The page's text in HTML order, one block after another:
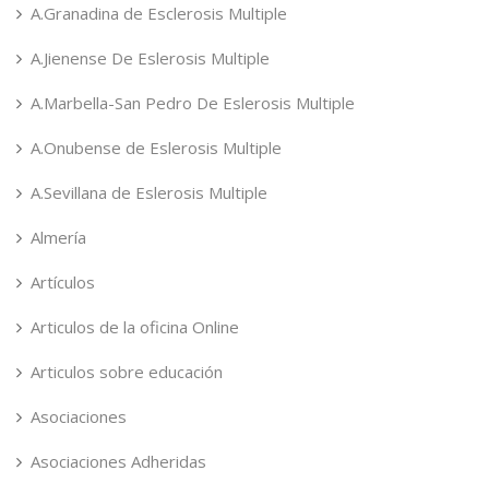
A.Granadina de Esclerosis Multiple
A.Jienense De Eslerosis Multiple
A.Marbella-San Pedro De Eslerosis Multiple
A.Onubense de Eslerosis Multiple
A.Sevillana de Eslerosis Multiple
Almería
Artículos
Articulos de la oficina Online
Articulos sobre educación
Asociaciones
Asociaciones Adheridas